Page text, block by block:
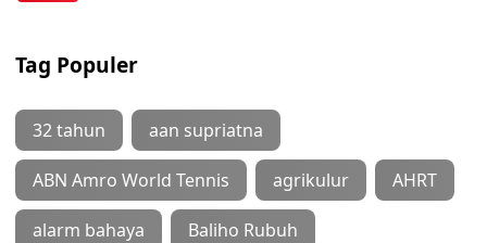
Tag Populer
32 tahun aan supriatna
ABN Amro World Tennis agrikulur AHRT
alarm bahaya Baliho Rubuh